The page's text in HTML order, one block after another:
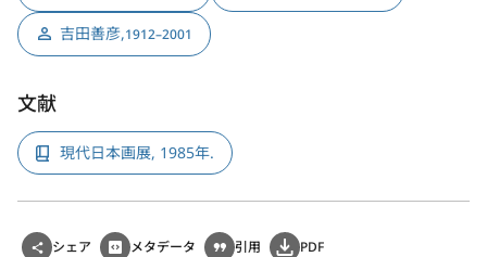
吉田善彦,1912–2001
文献
現代日本画展, 1985年.
シェア メタデータ 引用 PDF